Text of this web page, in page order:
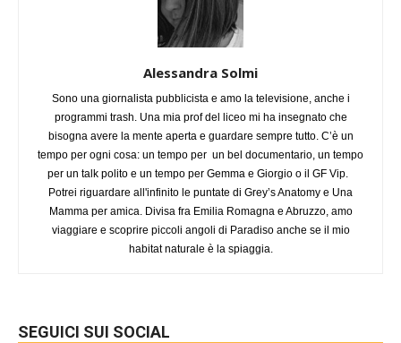
Alessandra Solmi
Sono una giornalista pubblicista e amo la televisione, anche i
programmi trash. Una mia prof del liceo mi ha insegnato che
bisogna avere la mente aperta e guardare sempre tutto. C’è un
tempo per ogni cosa: un tempo per un bel documentario, un tempo
per un talk polito e un tempo per Gemma e Giorgio o il GF Vip.
Potrei riguardare all'infinito le puntate di Grey’s Anatomy e Una
Mamma per amica. Divisa fra Emilia Romagna e Abruzzo, amo
viaggiare e scoprire piccoli angoli di Paradiso anche se il mio
habitat naturale è la spiaggia.
SEGUICI SUI SOCIAL